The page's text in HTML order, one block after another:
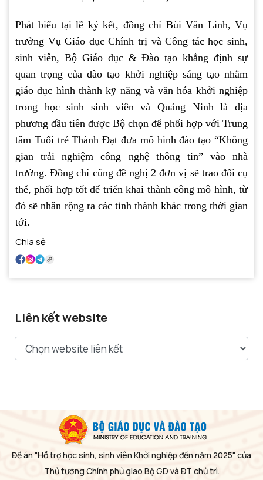
Phát biểu tại lễ ký kết, đồng chí Bùi Văn Linh, Vụ
trưởng Vụ Giáo dục Chính trị và Công tác học sinh,
sinh viên, Bộ Giáo dục & Đào tạo khẳng định sự
quan trọng của đào tạo khởi nghiệp sáng tạo nhằm
giáo dục hình thành kỹ năng và văn hóa khởi nghiệp
trong học sinh sinh viên và Quảng Ninh là địa
phương đầu tiên được Bộ chọn để phối hợp với Trung
tâm Tuổi trẻ Thành Đạt đưa mô hình đào tạo “Không
gian trải nghiệm công nghệ thông tin” vào nhà
trường. Đồng chí cũng đề nghị 2 đơn vị sẽ trao đổi cụ
thể, phối hợp tốt để triển khai thành công mô hình, từ
đó sẽ nhân rộng ra các tỉnh thành khác trong thời gian
tới.
Chia sẻ
Liên kết website
Đề án "Hỗ trợ học sinh, sinh viên Khởi nghiệp đến năm 2025" của
Thủ tướng Chính phủ giao Bộ GD và ĐT chủ trì.